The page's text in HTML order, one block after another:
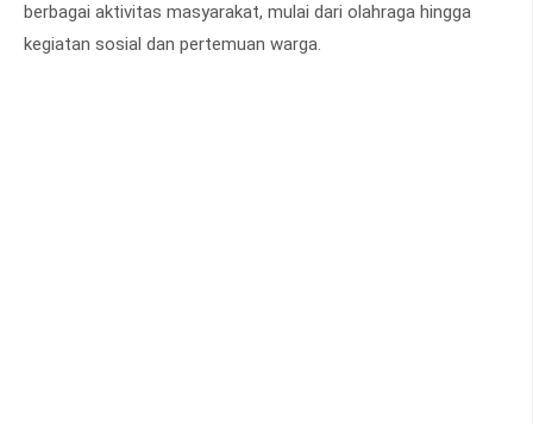
berbagai aktivitas masyarakat, mulai dari olahraga hingga
kegiatan sosial dan pertemuan warga.